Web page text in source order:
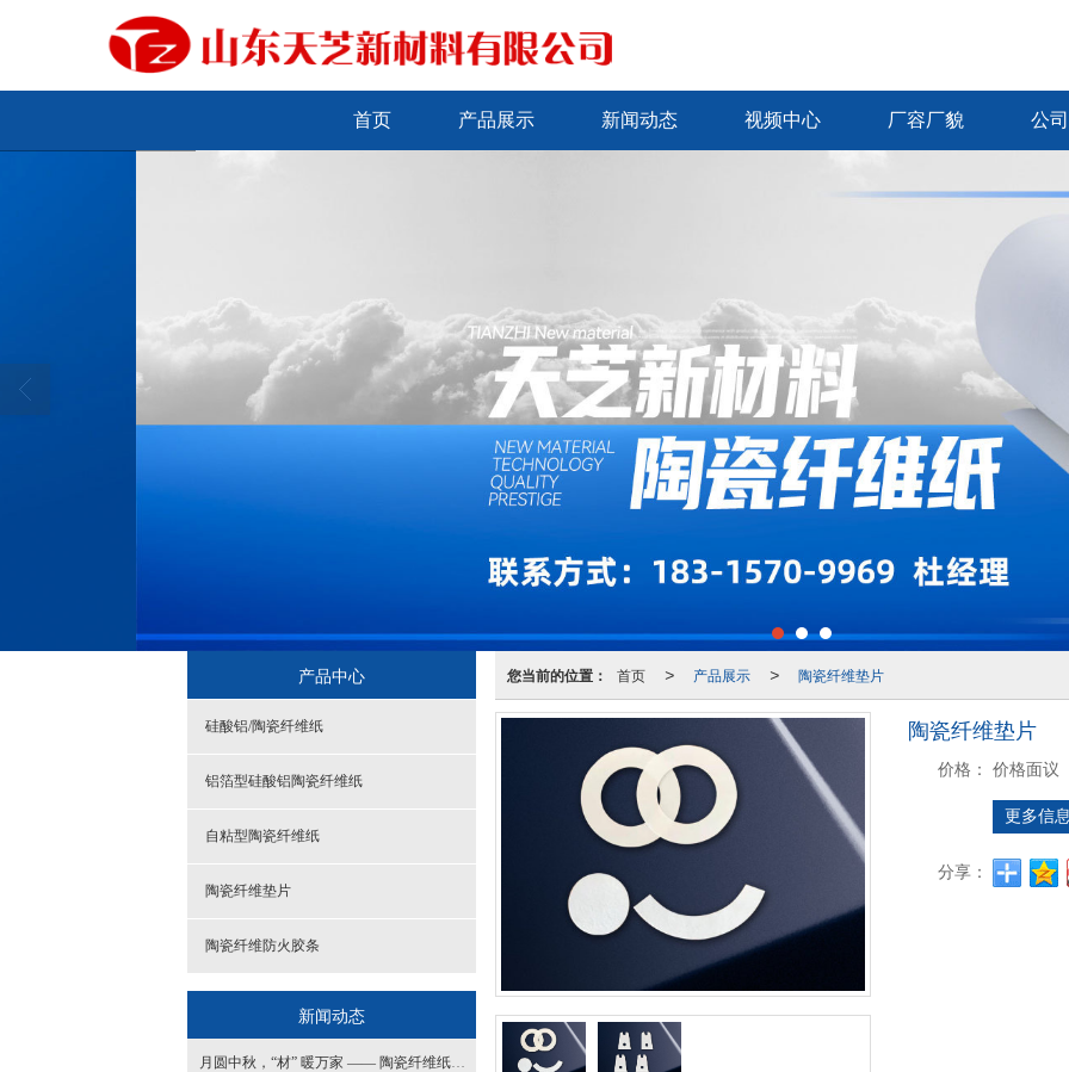
首页 产品展示 新闻动态 视频中心 厂容厂貌 公
您当前的位置： 首页 > 产品展示 > 陶瓷纤维垫片
陶瓷纤维垫片
价格： 价格面议
更多信
分享：
产品中心
硅酸铝/陶瓷纤维纸
铝箔型硅酸铝陶瓷纤维纸
自粘型陶瓷纤维纸
陶瓷纤维垫片
陶瓷纤维防火胶条
新闻动态
月圆中秋，“材” 暖万家 —— 陶瓷纤维纸赋能多行业，保障节日生产生活稳定